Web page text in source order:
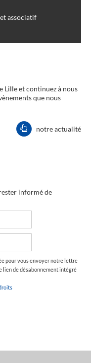
associatif
Lille et continuez à nous
que nous
notre actualité
informé de
pour vous envoyer notre lettre
lien de désabonnement intégré